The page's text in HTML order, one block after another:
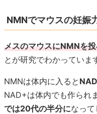
NMNでマウスの妊娠
メスのマウスにNMNを
とが研究でわかっていま
NMNは体内に入ると
NAD+は体内でも作られ
では20代の半分になっ